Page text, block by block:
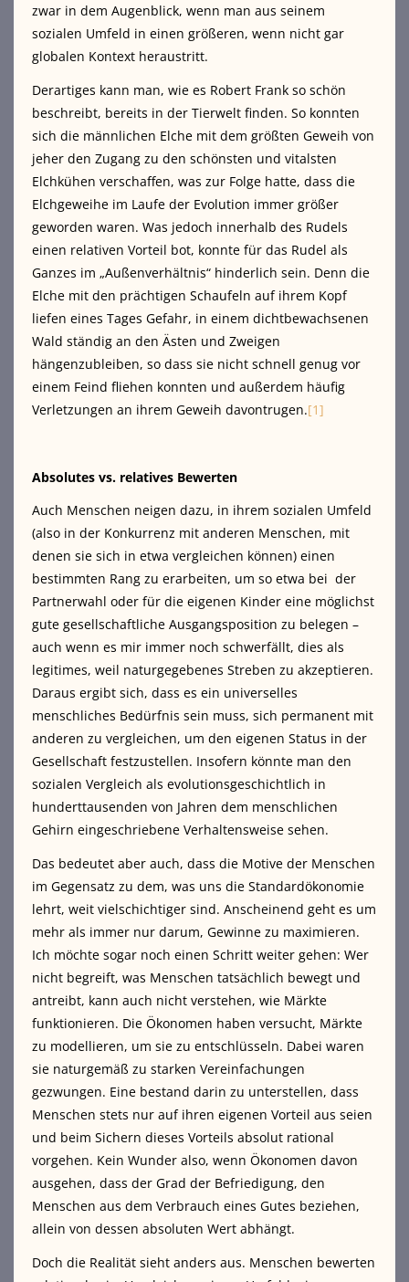
zwar in dem Augenblick, wenn man aus seinem
sozialen Umfeld in einen größeren, wenn nicht gar
globalen Kontext heraustritt.
Derartiges kann man, wie es Robert Frank so schön
beschreibt, bereits in der Tierwelt finden. So konnten
sich die männlichen Elche mit dem größten Geweih von
jeher den Zugang zu den schönsten und vitalsten
Elchkühen verschaffen, was zur Folge hatte, dass die
Elchgeweihe im Laufe der Evolution immer größer
geworden waren. Was jedoch innerhalb des Rudels
einen relativen Vorteil bot, konnte für das Rudel als
Ganzes im „Außenverhältnis“ hinderlich sein. Denn die
Elche mit den prächtigen Schaufeln auf ihrem Kopf
liefen eines Tages Gefahr, in einem dichtbewachsenen
Wald ständig an den Ästen und Zweigen
hängenzubleiben, so dass sie nicht schnell genug vor
einem Feind fliehen konnten und außerdem häufig
Verletzungen an ihrem Geweih davontrugen.[1]
Absolutes vs. relatives Bewerten
Auch Menschen neigen dazu, in ihrem sozialen Umfeld
(also in der Konkurrenz mit anderen Menschen, mit
denen sie sich in etwa vergleichen können) einen
bestimmten Rang zu erarbeiten, um so etwa bei der
Partnerwahl oder für die eigenen Kinder eine möglichst
gute gesellschaftliche Ausgangsposition zu belegen –
auch wenn es mir immer noch schwerfällt, dies als
legitimes, weil naturgegebenes Streben zu akzeptieren.
Daraus ergibt sich, dass es ein universelles
menschliches Bedürfnis sein muss, sich permanent mit
anderen zu vergleichen, um den eigenen Status in der
Gesellschaft festzustellen. Insofern könnte man den
sozialen Vergleich als evolutionsgeschichtlich in
hunderttausenden von Jahren dem menschlichen
Gehirn eingeschriebene Verhaltensweise sehen.
Das bedeutet aber auch, dass die Motive der Menschen
im Gegensatz zu dem, was uns die Standardökonomie
lehrt, weit vielschichtiger sind. Anscheinend geht es um
mehr als immer nur darum, Gewinne zu maximieren.
Ich möchte sogar noch einen Schritt weiter gehen: Wer
nicht begreift, was Menschen tatsächlich bewegt und
antreibt, kann auch nicht verstehen, wie Märkte
funktionieren. Die Ökonomen haben versucht, Märkte
zu modellieren, um sie zu entschlüsseln. Dabei waren
sie naturgemäß zu starken Vereinfachungen
gezwungen. Eine bestand darin zu unterstellen, dass
Menschen stets nur auf ihren eigenen Vorteil aus seien
und beim Sichern dieses Vorteils absolut rational
vorgehen. Kein Wunder also, wenn Ökonomen davon
ausgehen, dass der Grad der Befriedigung, den
Menschen aus dem Verbrauch eines Gutes beziehen,
allein von dessen absoluten Wert abhängt.
Doch die Realität sieht anders aus. Menschen bewerten